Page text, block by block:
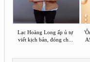
Lạc Hoàng Long ấp ủ tự
viết kịch bản, đóng ch...